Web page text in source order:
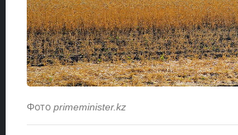
Фото primeminister.kz